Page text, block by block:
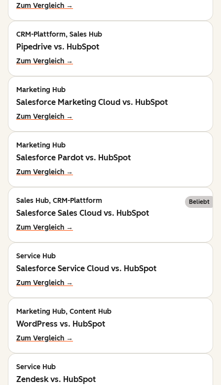
Zum Vergleich →
CRM-Plattform, Sales Hub
Pipedrive vs. HubSpot
Zum Vergleich →
Marketing Hub
Salesforce Marketing Cloud vs. HubSpot
Zum Vergleich →
Marketing Hub
Salesforce Pardot vs. HubSpot
Zum Vergleich →
Sales Hub, CRM-Plattform Beliebt
Salesforce Sales Cloud vs. HubSpot
Zum Vergleich →
Service Hub
Salesforce Service Cloud vs. HubSpot
Zum Vergleich →
Marketing Hub, Content Hub
WordPress vs. HubSpot
Zum Vergleich →
Service Hub
Zendesk vs. HubSpot